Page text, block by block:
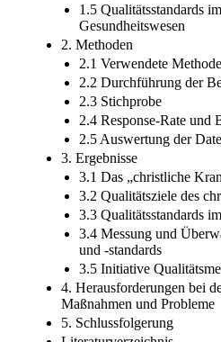
1.5 Qualitätsstandards
Gesundheitswesen
2. Methoden
2.1 Verwendete Methode
2.2 Durchführung der
2.3 Stichprobe
2.4 Response-Rate und
2.5 Auswertung der
3. Ergebnisse
3.1 Das „christliche
3.2 Qualitätsziele des
3.3 Qualitätsstandards
3.4 Messung und
und -standards
3.5 Initiative
4. Herausforderungen bei
Maßnahmen und Probleme
5. Schlussfolgerung